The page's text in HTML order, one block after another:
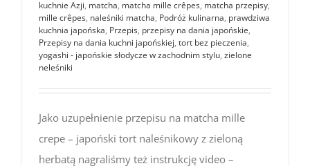
kuchnie Azji, matcha, matcha mille crêpes, matcha przepisy,
mille crêpes, naleśniki matcha, Podróż kulinarna, prawdziwa
kuchnia japońska, Przepis, przepisy na dania japońskie,
Przepisy na dania kuchni japońskiej, tort bez pieczenia,
yogashi - japońskie słodycze w zachodnim stylu, zielone
neleśniki
Jako uzupełnienie przepisu na matcha mille
crepe – japoński tort naleśnikowy z zieloną
herbatą nagraliśmy też instrukcję video –